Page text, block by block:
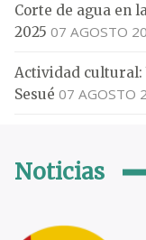
Corte de agua en
2025 07 AGOSTO
Actividad cultural:
Sesué 07 AGOSTO
Noticias